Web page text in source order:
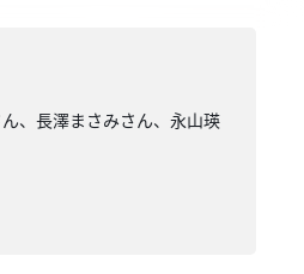
、長澤まさみさん、永山瑛